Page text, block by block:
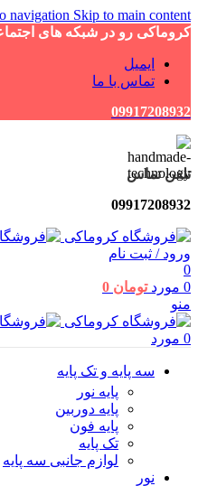
navigation Skip to main content
کروماکی رو در شبکه های
ایمیل
تماس با ما
09917208932
تلفن تماس
09917208932
ورود / ثبت نام
0
0 مورد تومان
منو
0 مورد
سه پایه و تک پایه
پایه نور
پایه دوربین
پایه فون
تک پایه
لوازم جانبی سه پایه
نور